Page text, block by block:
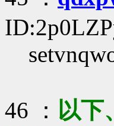
46 ： 以下